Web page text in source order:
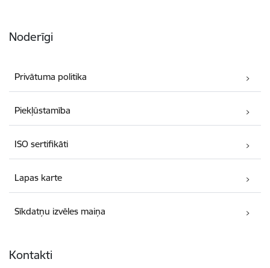
Noderīgi
Privātuma politika
Piekļūstamība
ISO sertifikāti
Lapas karte
Sīkdatņu izvēles maiņa
Kontakti